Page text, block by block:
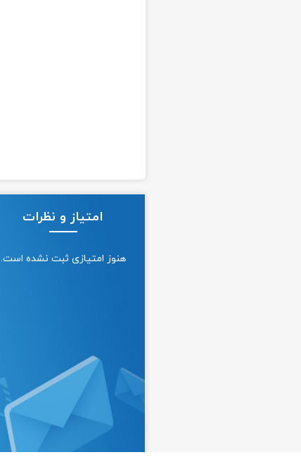
امتیاز و نظرات
هنوز امتیازی ثبت نشده است.